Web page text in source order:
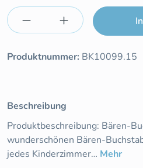
Produkt Anzahl: Gib
Produktnummer: BK10099.15
Beschreibung
Produktbeschreibung: Bären-
wunderschönen Bären-
jedes Kinderzimmer… Mehr